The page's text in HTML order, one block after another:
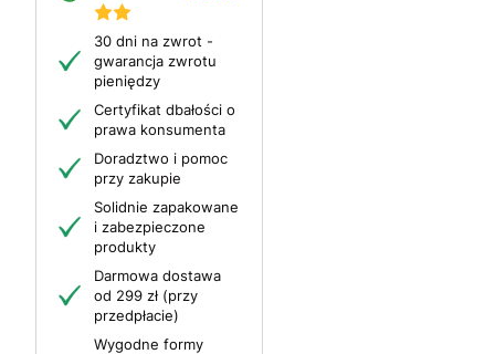
30 dni na zwrot -
gwarancja zwrotu
pieniędzy
Certyfikat dbałości o
prawa konsumenta
Doradztwo i pomoc
przy zakupie
Solidnie zapakowane
i zabezpieczone
produkty
Darmowa dostawa
od 299 zł (przy
przedpłacie)
Wygodne formy